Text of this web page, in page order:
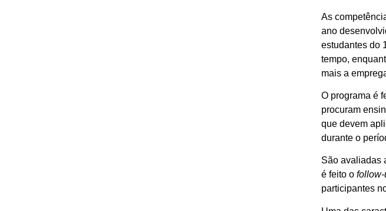
As
ano
estudantes do
tempo,
mais a
O programa é
procuram
que devem
durante o
São avaliadas
é feito ofollow-
participantes